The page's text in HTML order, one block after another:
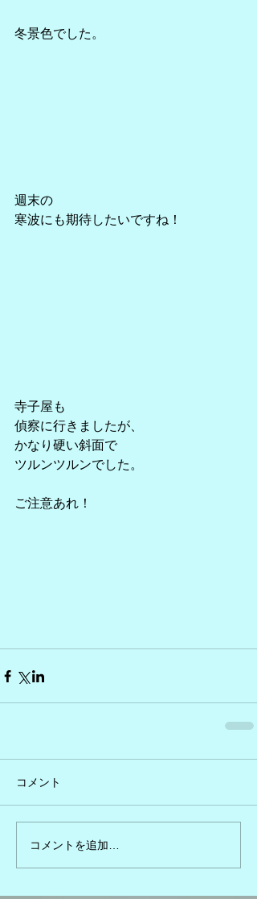
冬景色でした。
週末の
寒波にも期待したいですね！
寺子屋も
偵察に行きましたが、
かなり硬い斜面で
ツルンツルンでした。
ご注意あれ！
コメント
コメントを追加…